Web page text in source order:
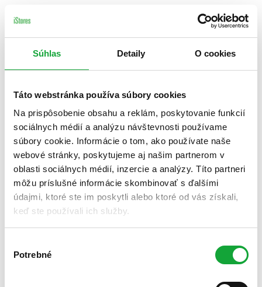
Súhlas Detaily O cookies
Táto webstránka používa súbory cookies
Na prispôsobenie obsahu a reklám, poskytovanie funkcií
sociálnych médií a analýzu návštevnosti používame
súbory cookie. Informácie o tom, ako používate naše
webové stránky, poskytujeme aj našim partnerom v
oblasti sociálnych médií, inzercie a analýzy. Títo partneri
môžu príslušné informácie skombinovať s ďalšími
údajmi, ktoré ste im poskytli alebo ktoré od vás získali,
keď ste používali ich služby.
súhlasu
Potrebné